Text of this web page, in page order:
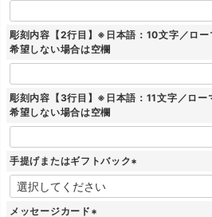
彫刻内容【2行目】※日本語：10文字／ロ
希望しない場合は空欄
彫刻内容【3行目】※日本語：11文字／ロー
希望しない場合は空欄
手提げまたはギフトバック
(
メッセージカード